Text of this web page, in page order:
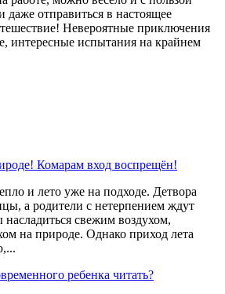
даже отправиться в настоящее
Невероятные приключения
интересные испытания на крайнем
Комарам вход воспрещён!
и лето уже на подходе. Детвора
а родители с нетерпением ждут
свежим воздухом,
на природе. Однако приход лета
ребенка читать?